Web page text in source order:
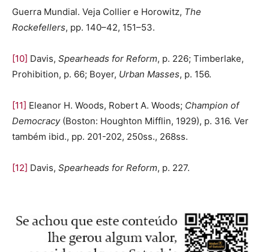
Guerra Mundial. Veja Collier e Horowitz, The
Rockefellers, pp. 140–42, 151–53.
[10] Davis, Spearheads for Reform, p. 226; Timberlake,
Prohibition, p. 66; Boyer, Urban Masses, p. 156.
[11] Eleanor H. Woods, Robert A. Woods; Champion of
Democracy(Boston: Houghton Mifflin, 1929), p. 316. Ver
também ibid., pp. 201-202, 250ss., 268ss.
[12] Davis, Spearheads for Reform, p. 227.